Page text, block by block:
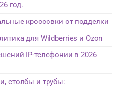
год.
кроссовки от подделки
для Wildberries и Ozon
IP-телефонии в 2026
столбы и трубы: